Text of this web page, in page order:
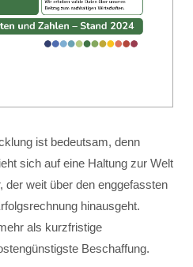
ist bedeutsam, denn
sich auf eine Haltung zur Welt
der weit über den enggefassten
hinausgeht.
als kurzfristige
Beschaffung.